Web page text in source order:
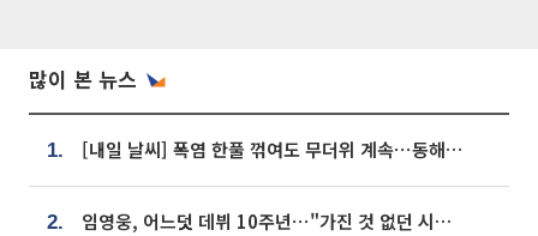
많이 본 뉴스
1. [내일 날씨] 폭염 한풀 꺾여도 무더위 계속⋯동해안 이틀 연속 비
2. 임영웅, 어느덧 데뷔 10주년⋯"가진 것 없던 시절, 내 앞엔 20명의 팬뿐"